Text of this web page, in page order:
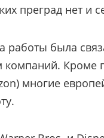
преград нет и
работы была
Кроме
многие